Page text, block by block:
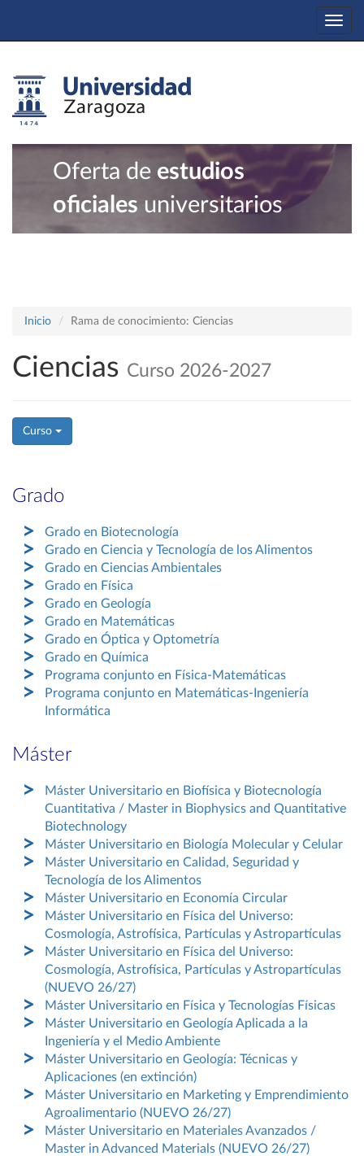
Oferta de estudios
oficiales universitarios
Inicio Rama de conocimiento: Ciencias
Ciencias Curso 2026-2027
Curso
Grado
Grado en Biotecnología
Grado en Ciencia y Tecnología de los Alimentos
Grado en Ciencias Ambientales
Grado en Física
Grado en Geología
Grado en Matemáticas
Grado en Óptica y Optometría
Grado en Química
Programa conjunto en Física-Matemáticas
Programa conjunto en Matemáticas-Ingeniería
Informática
Máster
Máster Universitario en Biofísica y Biotecnología
Cuantitativa / Master in Biophysics and Quantitative
Biotechnology
Máster Universitario en Biología Molecular y Celular
Máster Universitario en Calidad, Seguridad y
Tecnología de los Alimentos
Máster Universitario en Economía Circular
Máster Universitario en Física del Universo:
Cosmología, Astrofísica, Partículas y Astropartículas
Máster Universitario en Física del Universo:
Cosmología, Astrofísica, Partículas y Astropartículas
(NUEVO 26/27)
Máster Universitario en Física y Tecnologías Físicas
Máster Universitario en Geología Aplicada a la
Ingeniería y el Medio Ambiente
Máster Universitario en Geología: Técnicas y
Aplicaciones (en extinción)
Máster Universitario en Marketing y Emprendimiento
Agroalimentario (NUEVO 26/27)
Máster Universitario en Materiales Avanzados /
Master in Advanced Materials (NUEVO 26/27)